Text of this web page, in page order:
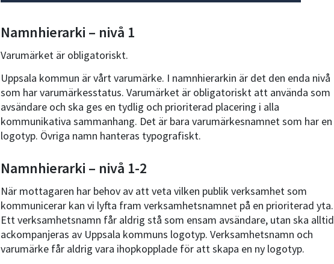
Namnhierarki – nivå 1
Varumärket är obligatoriskt.
Uppsala kommun är vårt varumärke. I namnhierarkin är det den enda nivå
som har varumärkesstatus. Varumärket är obligatoriskt att använda som
avsändare och ska ges en tydlig och prioriterad placering i alla
kommunikativa sammanhang. Det är bara varumärkesnamnet som har en
logotyp. Övriga namn hanteras typografiskt.
Namnhierarki – nivå 1-2
När mottagaren har behov av att veta vilken publik verksamhet som
kommunicerar kan vi lyfta fram verksamhetsnamnet på en prioriterad yta.
Ett verksamhetsnamn får aldrig stå som ensam avsändare, utan ska alltid
ackompanjeras av Uppsala kommuns logotyp. Verksamhetsnamn och
varumärke får aldrig vara ihopkopplade för att skapa en ny logotyp.